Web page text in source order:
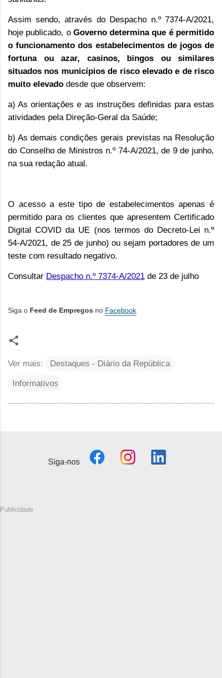
Assim sendo, através do Despacho n.º 7374-A/2021,
hoje publicado, o Governo determina que é permitido
o funcionamento dos estabelecimentos de jogos de
fortuna ou azar, casinos, bingos ou similares
situados nos municípios de risco elevado e de risco
muito elevado desde que observem:
a) As orientações e as instruções definidas para estas
atividades pela Direção-Geral da Saúde;
b) As demais condições gerais previstas na Resolução
do Conselho de Ministros n.º 74-A/2021, de 9 de junho,
na sua redação atual.
O acesso a este tipo de estabelecimentos apenas é
permitido para os clientes que apresentem Certificado
Digital COVID da UE (nos termos do Decreto-Lei n.º
54-A/2021, de 25 de junho) ou sejam portadores de um
teste com resultado negativo.
Consultar Despacho n.º 7374-A/2021 de 23 de julho
Siga o Feed de Empregos no Facebook
Ver mais:
Destaques - Diário da República
Informativos
Siga-nos
Publicidade